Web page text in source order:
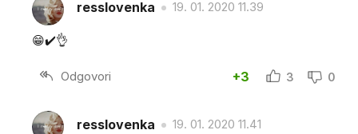
resslovenka 19. 01. 2020 11.39
😁✔️👌
Odgovori +3 3 0
resslovenka 19. 01. 2020 11.41